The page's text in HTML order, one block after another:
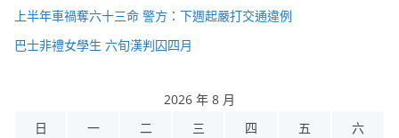
上半年車禍奪六十三命 警方：下週起嚴打交通違例
巴士非禮女學生 六旬漢判囚四月
2026 年 8 月
日
一 二 三 四 五 六